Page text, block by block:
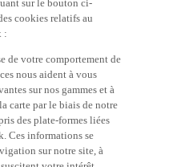
cookies relatifs au
nous aident à vous
sur nos gammes et à
carte par le biais de notre
des plate-formes liées
Ces informations se
suscitent votre intérêt